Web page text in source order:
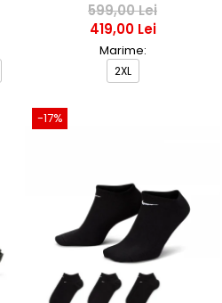
599,00 Lei
419,00 Lei
Marime:
2XL
-17%